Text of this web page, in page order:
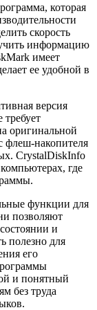
которая
скорость
информацию
имеет
ее удобной в
версия
оригинальной
флеш-накопителя
CrystalDiskInfo
где
функции для
позволяют
и
полезно для
его
и понятный
без труда